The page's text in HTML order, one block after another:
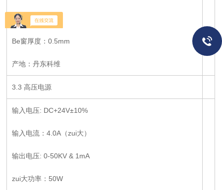
靶 材：Mo
Be窗厚度：0.5mm
产地：丹东科维
3.3 高压电源
输入电压: DC+24V±10%
输入电流：4.0A（zui大）
输出电压: 0-50KV & 1mA
zui大功率：50W